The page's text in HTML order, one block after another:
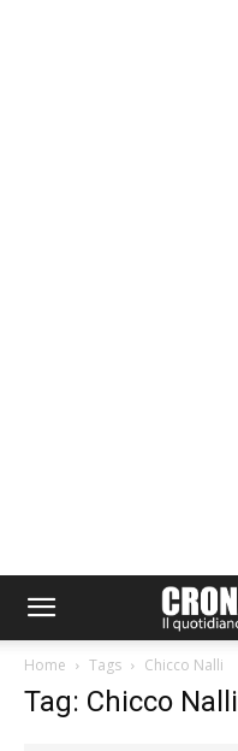
Home Tags Chicco Nalli
Tag: Chicco Nalli